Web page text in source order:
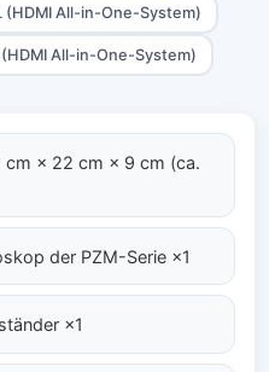
(HDMI All-in-One-System)
All-in-One-System)
× 22 cm × 9 cm (ca.
der PZM-Serie ×1
×1